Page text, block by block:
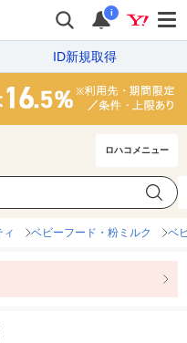
i
ID新規取得
ロハコメニュー
対象月齢
ィ ベビーフード・粉ミルク ベ